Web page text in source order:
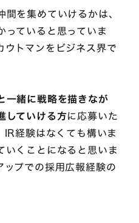
を集めていけるかは、
っていると思っていま
ウトマンをビジネス界で
一緒に戦略を描きなが
していける方に応募いた
経験はなくても構いま
いくことになると思いま
プでの採用広報経験の